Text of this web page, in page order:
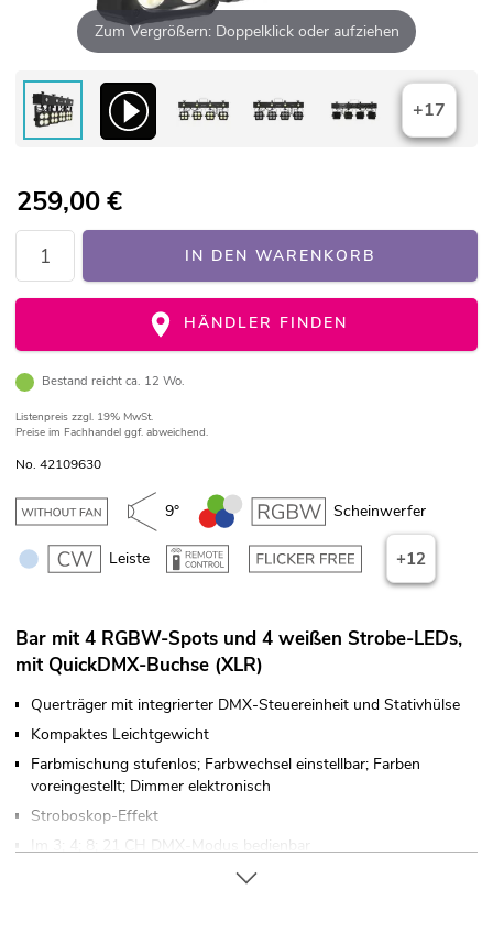
Zum Vergrößern: Doppelklick oder aufziehen
+17
259,00€
IN DEN WARENKORB
HÄNDLER FINDEN
Bestand reicht ca. 12 Wo.
Listenpreis zzgl. 19% MwSt.
Preise im Fachhandel ggf. abweichend.
No. 42109630
9° Scheinwerfer
Leiste +12
Bar mit 4 RGBW-Spots und 4 weißen Strobe-LEDs,
mit QuickDMX-Buchse (XLR)
Querträger mit integrierter DMX-Steuereinheit und Stativhülse
Kompaktes Leichtgewicht
Farbmischung stufenlos; Farbwechsel einstellbar; Farben
voreingestellt; Dimmer elektronisch
Stroboskop-Effekt
Im 3; 4; 8; 21 CH DMX-Modus bedienbar
Die Gerätekühlung erfolgt über passive Konvektionskühlung